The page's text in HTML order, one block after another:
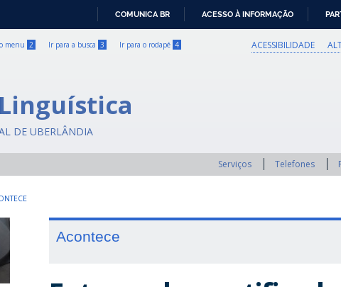
COMUNICA BR ACESSO À INFORMAÇÃO
menu 2 Ir para a busca 3 Ir para o rodapé 4 ACESSIBILIDADE
DE UBERLÂNDIA
Serviços Telefones
Acontece